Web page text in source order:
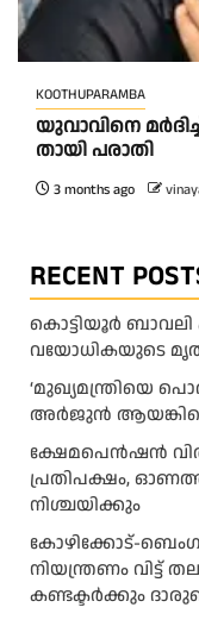
KOOTHUPARAMBA
യു​വാ​വി​നെ
താ​യി പ​രാ​തി
3 months ago
RECENT
കൊട്ടിയൂർ
വയോധികയുടെ
‘മുഖ്യമന്ത്രിയെ
അർജുൻ
ക്ഷേമപെൻഷൻ
പ്രതിപക്ഷം,
നിശ്ചയിക്കും
കോഴിക്കോട്-
നിയന്ത്രണം വിട്ട്
കണ്ടക്ടർക്കും